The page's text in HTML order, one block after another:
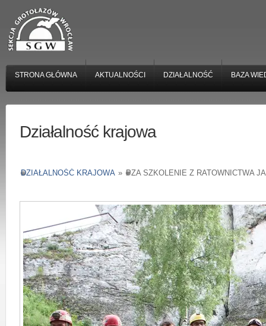
STRONA GŁÓWNA AKTUALNOŚCI DZIAŁALNOŚĆ BAZA
Działalność krajowa
DZIAŁALNOŚĆ KRAJOWA » PZA SZKOLENIE Z RATOWNICTWA